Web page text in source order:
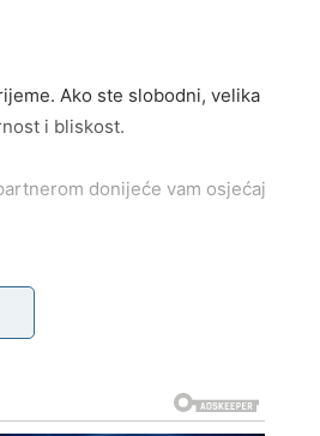
Ako ste slobodni, velika
i bliskost.
donijeće vam osjećaj